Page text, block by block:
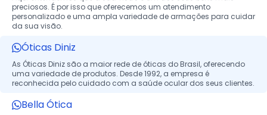
preciosos. É por isso que oferecemos um atendimento
personalizado e uma ampla variedade de armações para cuidar
da sua visão.
Óticas Diniz
As Óticas Diniz são a maior rede de óticas do Brasil, oferecendo
uma variedade de produtos. Desde 1992, a empresa é
reconhecida pelo cuidado com a saúde ocular dos seus clientes.
Bella Ótica